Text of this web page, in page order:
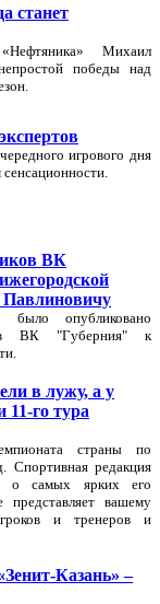
станет
Михаил
победы над
игрового дня
ВК
было опубликовано
ВК "Губерния" к
в лужу, а у
11-го тура
страны по
Спортивная редакция
о самых ярких его
вашему
и тренеров и
Казань» –